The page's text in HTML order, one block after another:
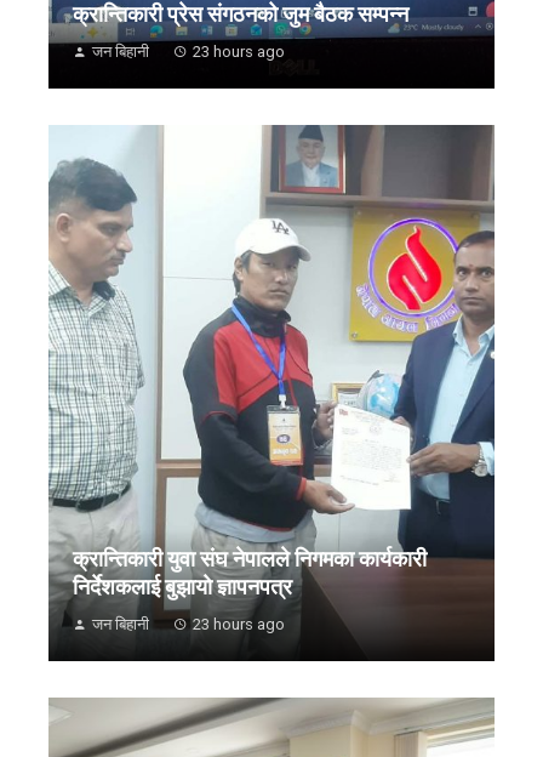
क्रान्तिकारी प्रेस संगठनको जुम बैठक सम्पन्न
जन बिहानी 23 hours ago
क्रान्तिकारी युवा संघ नेपालले निगमका कार्यकारी
निर्देशकलाई बुझायाे ज्ञापनपत्र
जन बिहानी 23 hours ago